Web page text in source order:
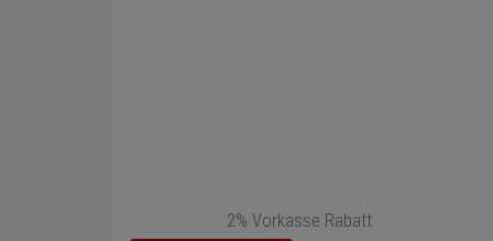
2% Vorkasse Rabatt